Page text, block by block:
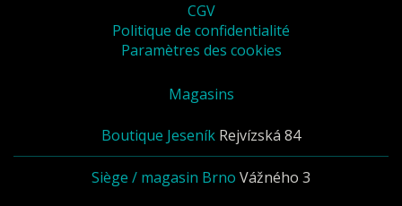
CGV
Politique de confidentialité
Paramètres des cookies
Magasins
Boutique Jeseník Rejvízská 84
Siège / magasin Brno Vážného 3